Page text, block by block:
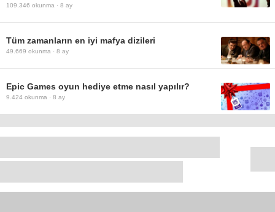
109.346 okunma · 8 ay
Tüm zamanların en iyi mafya dizileri
49.669 okunma · 8 ay
Epic Games oyun hediye etme nasıl yapılır?
9.424 okunma · 8 ay